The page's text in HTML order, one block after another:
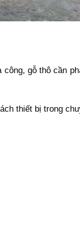
công, gỗ thô cần
thiết bị trong